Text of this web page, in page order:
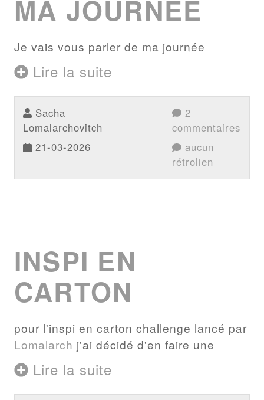
MA JOURNÉE
Je vais vous parler de ma journée
Lire la suite
Sacha
Lomalarchovitch
21-03-2026
2
commentaires
aucun
rétrolien
INSPI EN
CARTON
pour l'inspi en carton challenge lancé par
Lomalarch j'ai décidé d'en faire une
Lire la suite